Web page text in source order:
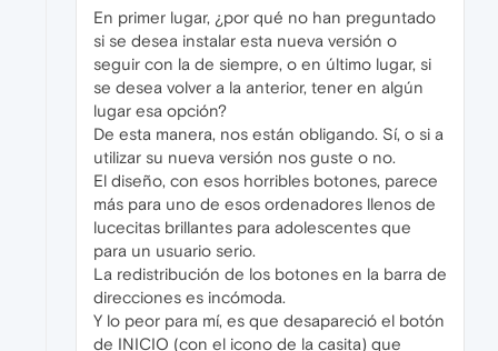
En primer lugar, ¿por qué no han preguntado
si se desea instalar esta nueva versión o
seguir con la de siempre, o en último lugar, si
se desea volver a la anterior, tener en algún
lugar esa opción?
De esta manera, nos están obligando. Sí, o si a
utilizar su nueva versión nos guste o no.
El diseño, con esos horribles botones, parece
más para uno de esos ordenadores llenos de
lucecitas brillantes para adolescentes que
para un usuario serio.
La redistribución de los botones en la barra de
direcciones es incómoda.
Y lo peor para mí, es que desapareció el botón
de INICIO (con el icono de la casita) que